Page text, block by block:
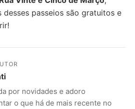
passeios são gratuitos e
por novidades e adoro
o que há de mais recente no